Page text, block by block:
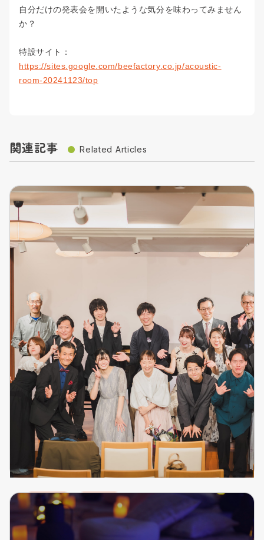
自分だけの発表会を開いたような気分を味わってみません
か？
特設サイト：
https://sites.google.com/beefactory.co.jp/acoustic-
room-20241123/top
関連記事 Related Articles
#BeeLog
Sonoro Concerto 無事終演いたしました！
#BeeLog